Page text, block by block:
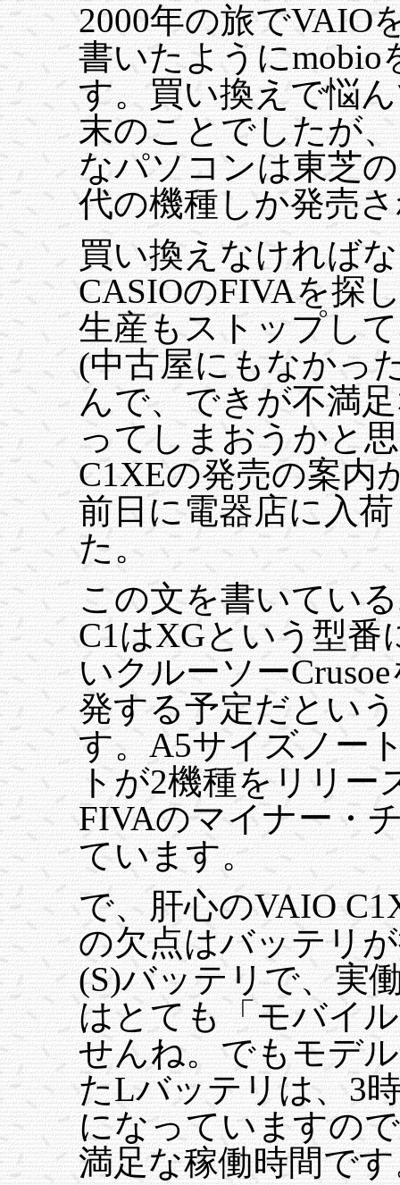
2000年の旅でVAIO
書いたように
す。買い換えで悩
末のことでしたが
なパソコンは東芝
代の機種しか発売
買い換えなければ
CASIOのFIVAを探
生産もストップし
(中古屋にもなかっ
んで、できが不満
ってしまおうかと
C1XEの発売の案内
前日に電器店に入
た。
この文を書いてい
C1はXGという型番
いクルーソー
発する予定だとい
す。A5サイズノー
トが2機種をリリー
FIVAのマイナー・
ています。
で、肝心のVAIO
の欠点はバッテリ
(S)バッテリで、実
はとても「モバイ
せんね。でもモデ
たLバッテリは、3
になっていますの
満足な稼働時間で